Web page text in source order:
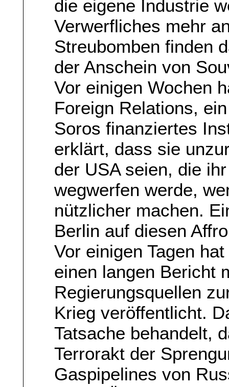
die eigene Industrie
Verwerfliches mehr
Streubomben finden
der Anschein von
Vor einigen Wochen
Foreign Relations,
Soros finanziertes
erklärt, dass sie
der USA seien, die
wegwerfen werde,
nützlicher machen.
Berlin auf diesen
Vor einigen Tagen
einen langen Bericht
Regierungsquellen
Krieg veröffentlicht.
Tatsache behandelt,
Terrorakt der
Gaspipelines von